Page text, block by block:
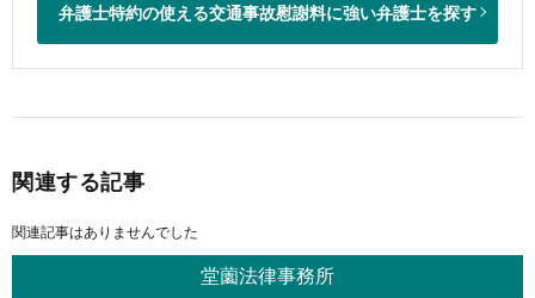
弁護士特約の使える交通事故慰謝料に強い弁護士を探す
関連する記事
関連記事はありませんでした
堂薗法律事務所